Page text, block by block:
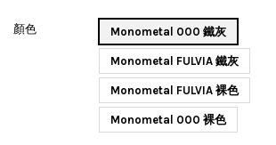
顏色 Monometal 000 鐵灰
Monometal FULVIA 鐵灰
Monometal FULVIA 裸色
Monometal 000 裸色